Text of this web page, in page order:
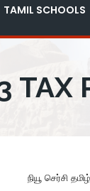
TAMIL SCHOOLS
TAX
நியூ செர்சி